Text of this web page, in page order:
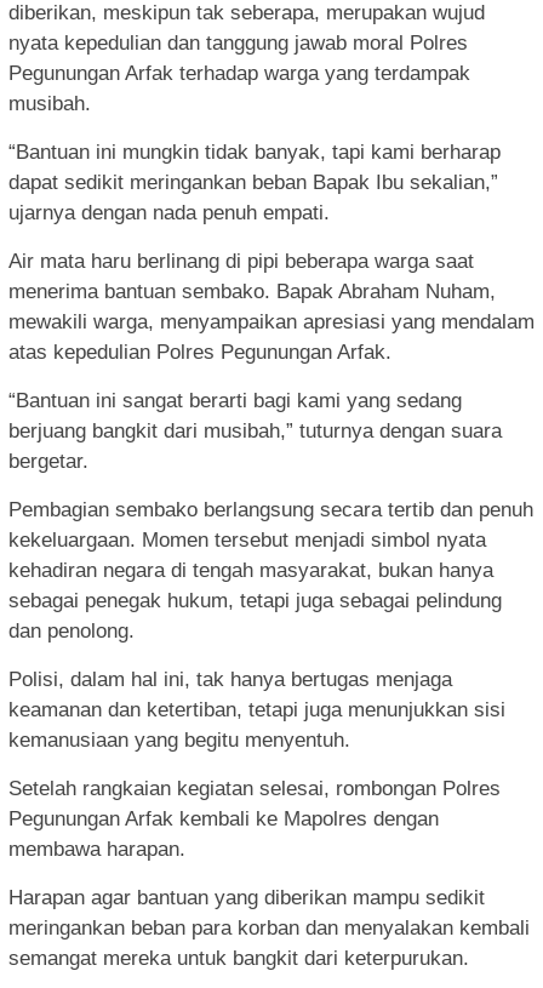
diberikan, meskipun tak seberapa, merupakan wujud
nyata kepedulian dan tanggung jawab moral Polres
Pegunungan Arfak terhadap warga yang terdampak
musibah.
“Bantuan ini mungkin tidak banyak, tapi kami berharap
dapat sedikit meringankan beban Bapak Ibu sekalian,”
ujarnya dengan nada penuh empati.
Air mata haru berlinang di pipi beberapa warga saat
menerima bantuan sembako. Bapak Abraham Nuham,
mewakili warga, menyampaikan apresiasi yang mendalam
atas kepedulian Polres Pegunungan Arfak.
“Bantuan ini sangat berarti bagi kami yang sedang
berjuang bangkit dari musibah,” tuturnya dengan suara
bergetar.
Pembagian sembako berlangsung secara tertib dan penuh
kekeluargaan. Momen tersebut menjadi simbol nyata
kehadiran negara di tengah masyarakat, bukan hanya
sebagai penegak hukum, tetapi juga sebagai pelindung
dan penolong.
Polisi, dalam hal ini, tak hanya bertugas menjaga
keamanan dan ketertiban, tetapi juga menunjukkan sisi
kemanusiaan yang begitu menyentuh.
Setelah rangkaian kegiatan selesai, rombongan Polres
Pegunungan Arfak kembali ke Mapolres dengan
membawa harapan.
Harapan agar bantuan yang diberikan mampu sedikit
meringankan beban para korban dan menyalakan kembali
semangat mereka untuk bangkit dari keterpurukan.